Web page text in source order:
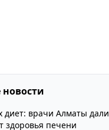
диет: врачи Алматы дали